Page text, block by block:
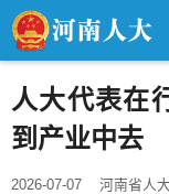
人大代表在
到产业中去
2026-07-07 河南省人